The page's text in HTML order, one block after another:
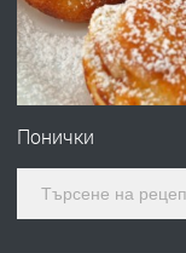
ПРЕДЛАГА
Понички